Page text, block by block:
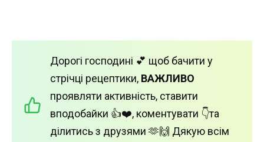
Дорогі господині 💕 щоб бачити у
стрічці рецептики, ВАЖЛИВО
проявляти активність, ставити
вподобайки 👍❤️, коментувати 👇та
ділитись з друзями 🫶🙌 Дякую всім